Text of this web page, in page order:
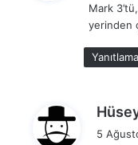
i
k
i
:
Mark
yerinden
5